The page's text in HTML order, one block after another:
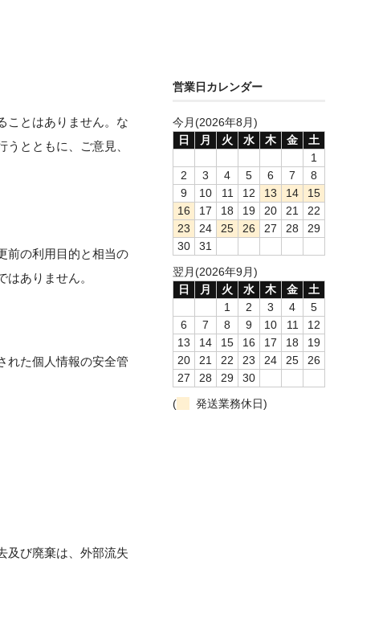
ことはありません。な
とともに、ご意見、
前の利用目的と相当の
ありません。
れた個人情報の安全管
及び廃棄は、外部流失
営業日カレンダー
今月(2026年8月)
日
月 火 水 木 金
土
1
2
3 4 5 6 7
8
9
10 11 12 13 14
15
16
17 18 19 20 21
22
23
24 25 26 27 28
29
30
31
翌月(2026年9月)
日
月 火 水 木 金
土
1
2 3 4
5
6
7 8 9 10 11
12
13
14 15 16 17 18
19
20
21 22 23 24 25
26
27
28 29
30
(
発送業務休日)